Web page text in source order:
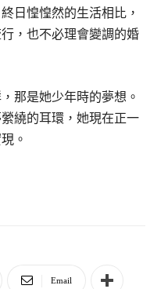
日惶惶然的生活相比，
，也不必理會變調的婚
那是她少年時的夢想。
繞的耳環，她現在正一
。
Email